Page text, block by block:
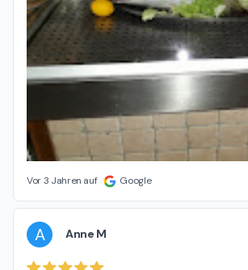
Vor 3 Jahren auf Google
A Anne M